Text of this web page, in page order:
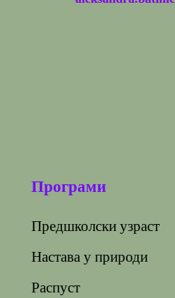
Програми
Предшколски узраст
Настава у природи
Распуст